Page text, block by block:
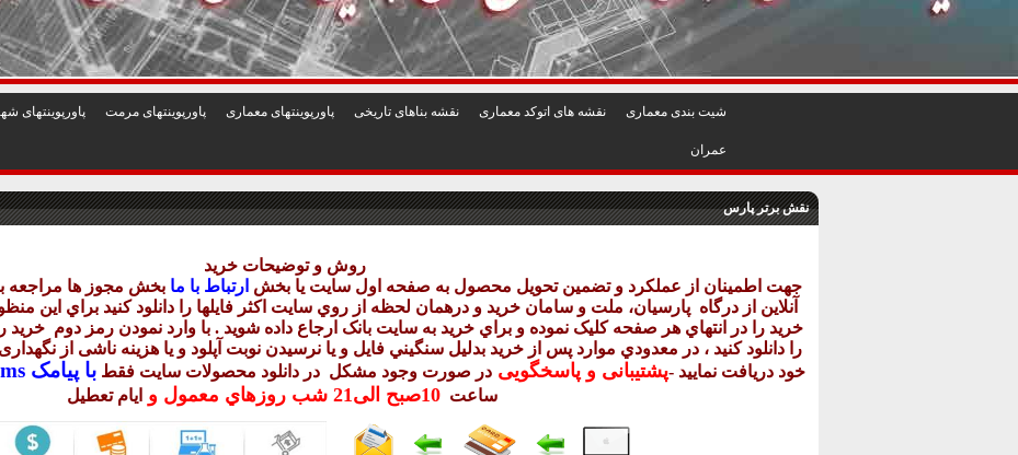
شيت بندی معماری نقشه های اتوکد معماری نقشه بناهای تاريخی پاورپوينتهای معماری پاورپوينتهای مرمت پاورپوينتهای
عمران
نقش برتر پارس
روش و توضيحات خريد
جهت اطمينان از عملکرد و تضمين تحويل محصول به صفحه اول سايت يا بخش ارتباط با ما بخش مجوز ها مراجعه
آنلاين از درگاه پارسيان، ملت و سامان خريد و درهمان لحظه از روي سايت اکثر فايلها را دانلود کنيد براي اين
خريد را در انتهاي هر صفحه کليک نموده و براي خريد به سايت بانک ارجاع داده شويد . با وارد نمودن رمز دوم خريد
را دانلود کنيد ، در معدودي موارد پس از خريد بدليل سنگيني فايل و يا نرسيدن نوبت آپلود و يا هزينه ناشی از
خود دريافت نماييد -پشتيبانی و پاسخگويی در صورت وجود مشکل در دانلود محصولات سايت فقط با پيامک sms يا
ساعت 10صبح الی21 شب روزهاي معمول و ايام تعطيل